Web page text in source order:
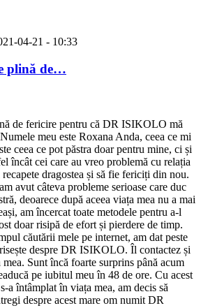
04-21 - 10:33
plină de…
de fericire pentru că DR ISIKOLO mă
meu este Roxana Anda, ceea ce mi
ceea ce pot păstra doar pentru mine, ci și
încât cei care au vreo problemă cu relația
recapete dragostea și să fie fericiți din nou.
avut câteva probleme serioase care duc
deoarece după aceea viața mea nu a mai
am încercat toate metodele pentru a-l
doar risipă de efort și pierdere de timp.
căutării mele pe internet, am dat peste
despre DR ISIKOLO. Îl contactez și
Sunt încă foarte surprins până acum
pe iubitul meu în 48 de ore. Cu acest
a întâmplat în viața mea, am decis să
despre acest mare om numit DR